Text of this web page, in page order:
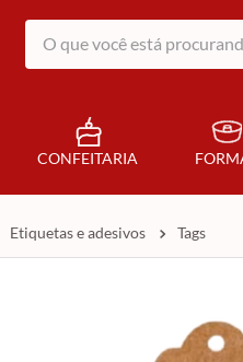
O que você está procurando?
CONFEITARIA
etiquetas e adesivos tags